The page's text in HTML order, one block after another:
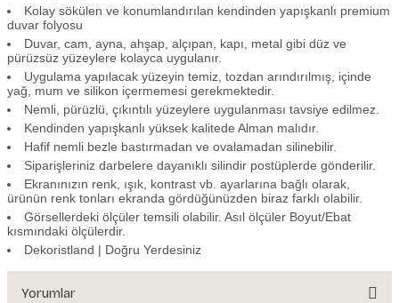
Kolay sökülen ve konumlandırılan kendinden yapışkanlı premium
duvar folyosu
Duvar, cam, ayna, ahşap, alçıpan, kapı, metal gibi düz ve
pürüzsüz yüzeylere kolayca uygulanır.
Uygulama yapılacak yüzeyin temiz, tozdan arındırılmış, içinde
yağ, mum ve silikon içermemesi gerekmektedir.
Nemli, pürüzlü, çıkıntılı yüzeylere uygulanması tavsiye edilmez.
Kendinden yapışkanlı yüksek kalitede Alman malıdır.
Hafif nemli bezle bastırmadan ve ovalamadan silinebilir.
Siparişleriniz darbelere dayanıklı silindir postüplerde gönderilir.
Ekranınızın renk, ışık, kontrast vb. ayarlarına bağlı olarak,
ürünün renk tonları ekranda gördüğünüzden biraz farklı olabilir.
Görsellerdeki ölçüler temsili olabilir. Asıl ölçüler Boyut/Ebat
kısmındaki ölçülerdir.
Dekoristland | Doğru Yerdesiniz
Yorumlar